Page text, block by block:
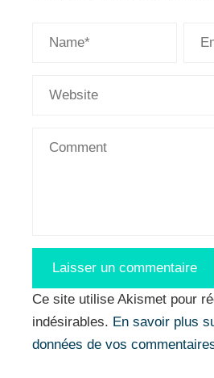
Ce site utilise Akismet pour
indésirables. En savoir plus
données de vos